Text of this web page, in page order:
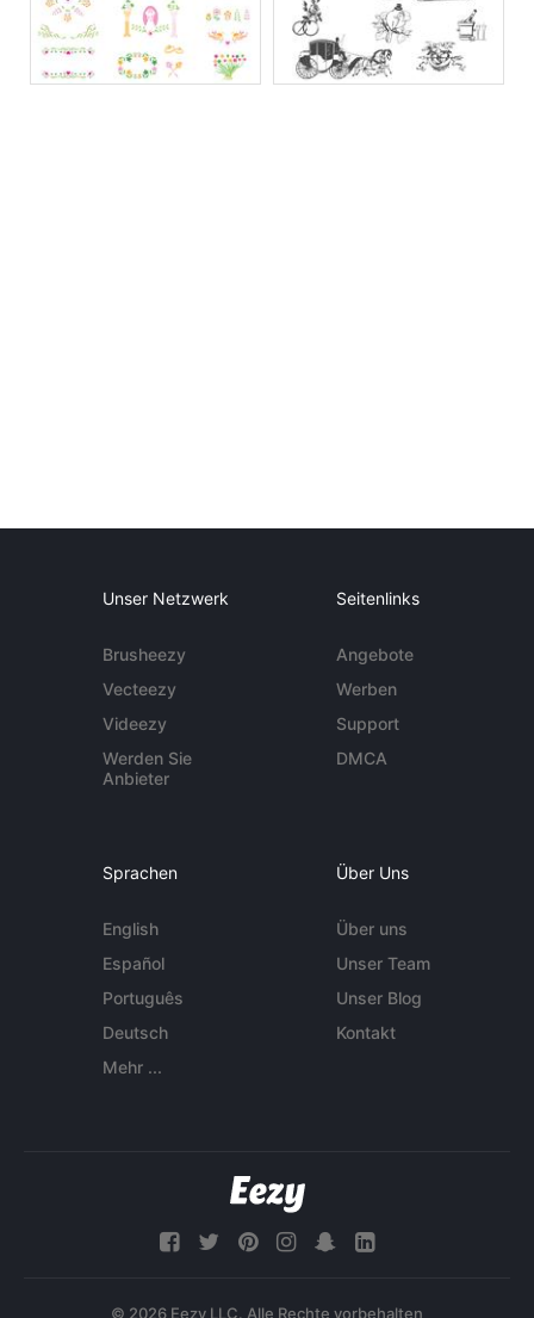
Unser Netzwerk
Brusheezy
Vecteezy
Videezy
Werden Sie
Anbieter
Seitenlinks
Angebote
Werben
Support
DMCA
Sprachen
English
Español
Português
Deutsch
Mehr ...
Über Uns
Über uns
Unser Team
Unser Blog
Kontakt
© 2026 Eezy LLC. Alle Rechte vorbehalten